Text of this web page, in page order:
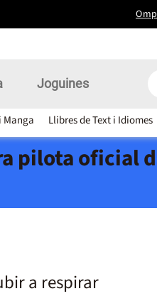
Manga Llibres de Text i Idiomes
Joguines
pilota oficial
a respirar